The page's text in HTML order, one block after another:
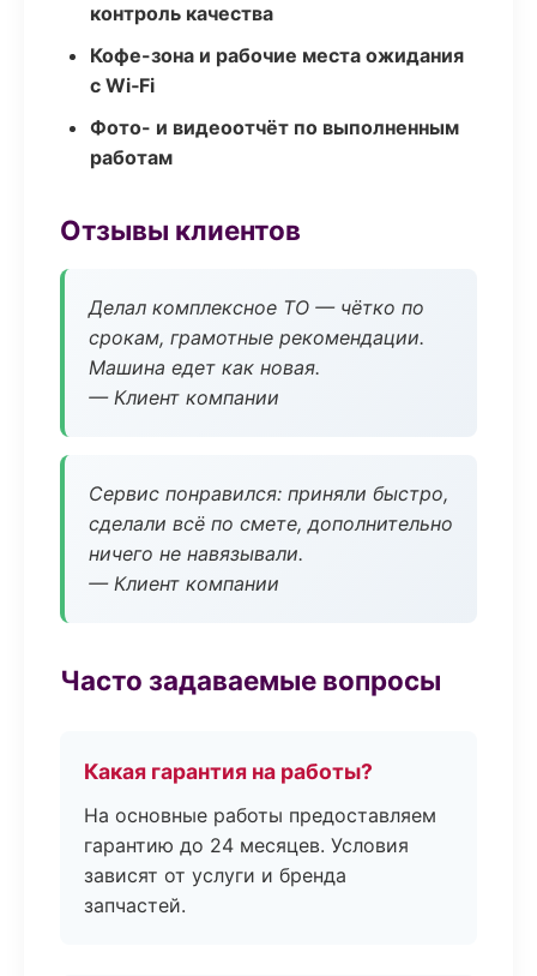
контроль качества
Кофе-зона и рабочие места ожидания
с Wi‑Fi
Фото- и видеоотчёт по выполненным
работам
Отзывы клиентов
Делал комплексное ТО — чётко по
срокам, грамотные рекомендации.
Машина едет как новая.
— Клиент компании
Сервис понравился: приняли быстро,
сделали всё по смете, дополнительно
ничего не навязывали.
— Клиент компании
Часто задаваемые вопросы
Какая гарантия на работы?
На основные работы предоставляем
гарантию до 24 месяцев. Условия
зависят от услуги и бренда
запчастей.